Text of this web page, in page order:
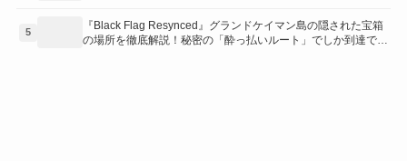
5
『Black Flag Resynced』グランドケイマン島の隠された宝箱
の場所を徹底解説！秘密の「酔っ払いルート」でしか到達でき